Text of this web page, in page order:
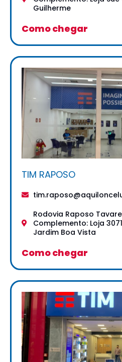
Guilherme
Como chegar
TIM RAPOSO
Rodovia Raposo
Complemento: Loja
Jardim Boa Vista
Como chegar